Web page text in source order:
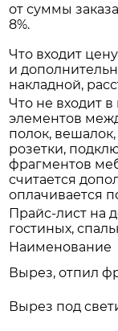
от суммы
8%.
Что входит
и
накладной,
Что не входит
элементов
полок,
розетки,
фрагментов
считается
оплачивается
Прайс-лист на
гостиных,
Наименование
Вырез, отпил
Вырез под